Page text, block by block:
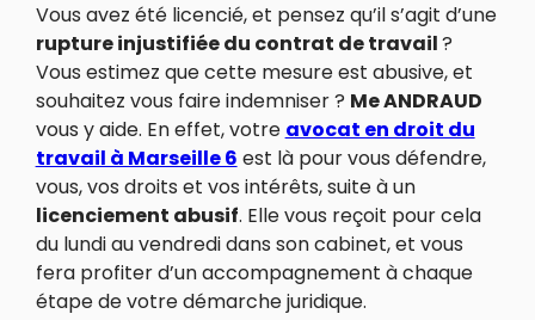
Vous avez été licencié, et pensez qu’il s’agit d’une
rupture injustifiée du contrat de travail?
Vous estimez que cette mesure est abusive, et
souhaitez vous faire indemniser ? Me ANDRAUD
vous y aide. En effet, votre avocat en droit du
travail à Marseille 6 est là pour vous défendre,
vous, vos droits et vos intérêts, suite à un
licenciement abusif. Elle vous reçoit pour cela
du lundi au vendredi dans son cabinet, et vous
fera profiter d’un accompagnement à chaque
étape de votre démarche juridique.